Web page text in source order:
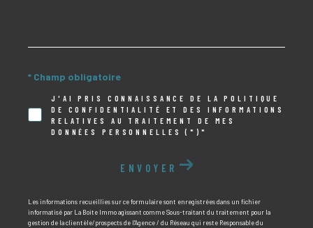
J'AI PRIS CONNAISSANCE DE LA POLITIQUE
DE CONFIDENTIALITÉ ET DES INFORMATIONS
RELATIVES AU TRAITEMENT DE MES
DONNÉES PERSONNELLES (*)*
* Champ obligatoire
ENVOYER
Les informations recueillies sur ce formulaire sont enregistrées dans un fichier
informatisé par La Boite Immo agissant comme Sous-traitant du traitement pour la
gestion de la clientèle/prospects de l'Agence / du Réseau qui reste Responsable du